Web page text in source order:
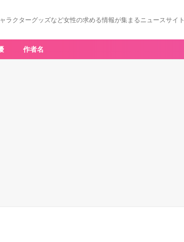
ラクターグッズなど女性の求める情報が集まるニュースサイト
作者名